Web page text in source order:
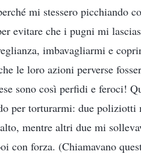
mi stessero picchiando
evitare che i pugni mi
imbavagliarmi e
le loro azioni perverse
sono così perfidi e feroci!
per torturarmi: due
mentre altri due mi
con forza. (Chiamavano